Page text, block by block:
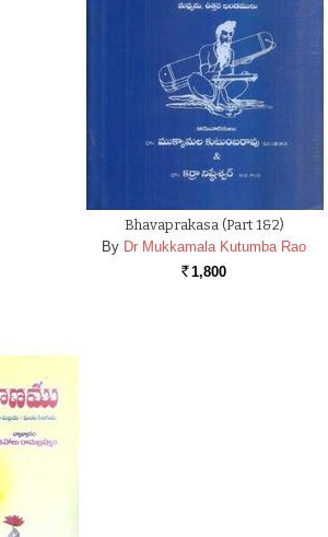
Bhavaprakasa (Part 1&2)
By Dr Mukkamala Kutumba Rao
Rs. 1,800